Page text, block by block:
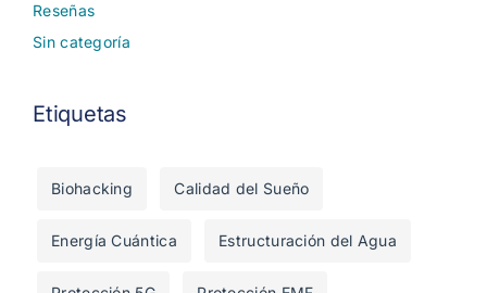
Reseñas
Sin categoría
Etiquetas
Biohacking Calidad del Sueño
Energía Cuántica Estructuración del Agua